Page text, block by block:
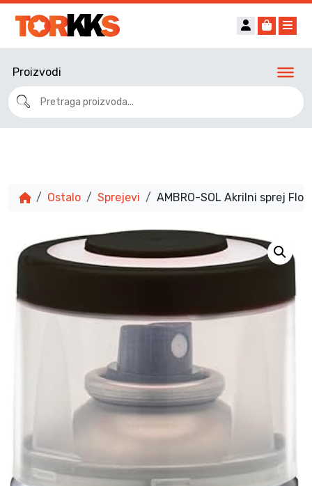
Account
Cart
Proizvodi
Ostalo Sprejevi AMBRO-SOL Akrilni sprej